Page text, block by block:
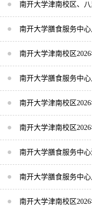
南开大学津南校区、
南开大学膳食服务中
南开大学津南校区
南开大学膳食服务中
南开大学津南校区
南开大学津南校区
南开大学膳食服务中
南开大学膳食服务中
南开大学津南校区